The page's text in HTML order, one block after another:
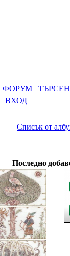
ФОРУМ
ВХОД
Списък от
Последно